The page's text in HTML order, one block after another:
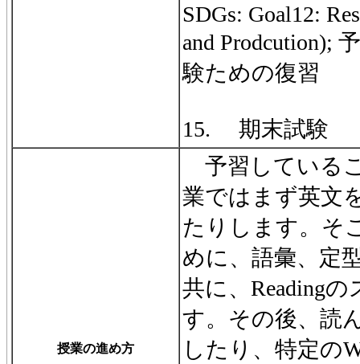
SDGs: Goal12:
and Prodcution);
験ための復習
15. 期末試験
授業の進め方
予習している
業ではまず英文
たりします。そ
めに、語彙、定
共に、Reading
す。その後、読
したり、特定の